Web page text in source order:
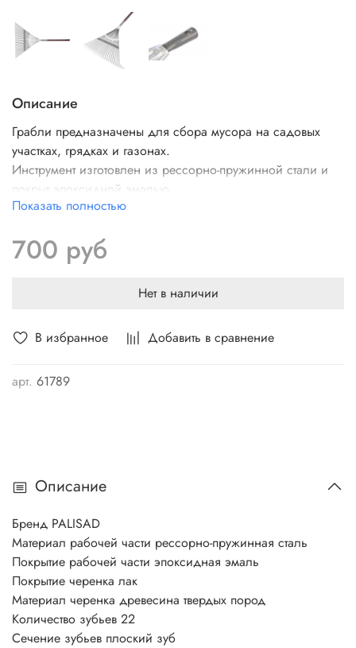
В избранное Добавить в сравнение
арт. 61789
Описание
Грабли предназначены для сбора мусора на садовых
участках, грядках и газонах.
Инструмент изготовлен из рессорно-пружинной стали и
покрыт эпоксидной эмалью
Усиливающая распорка на основании придает
В сборе с лакированным деревянным черенком.
Надежный, долговечный инструмент
Не подвержены коррозии.
Показать полностью
700 руб
Нет в наличии
Описание
Бренд PALISAD
Материал рабочей части рессорно-пружинная сталь
Покрытие рабочей части эпоксидная эмаль
Покрытие черенка лак
Материал черенка древесина твердых пород
Количество зубьев 22
Сечение зубьев плоский зуб